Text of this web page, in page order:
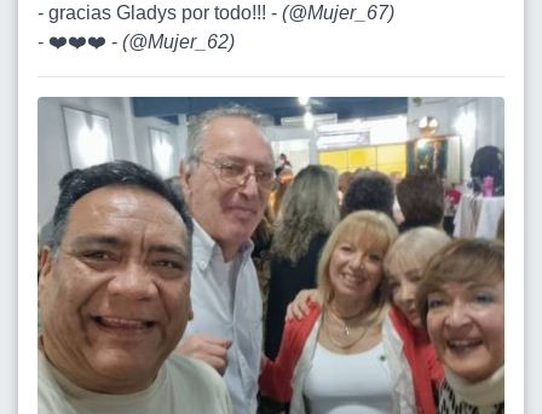
- gracias Gladys por todo!!! - (@Mujer_67)
- ❤️❤️❤️ - (@Mujer_62)